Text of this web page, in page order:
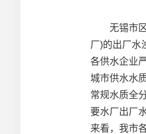
无锡市区
厂)的出厂水
各供水企业
城市供水水
常规水质全
要水厂出厂
来看，我市